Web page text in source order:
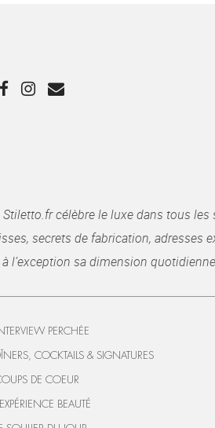
célèbre le luxe dans tous
secrets de fabrication, adresses
l’exception sa dimension
PERCHÉE
COCKTAILS & SIGNATURES
DE COEUR
BEAUTÉ